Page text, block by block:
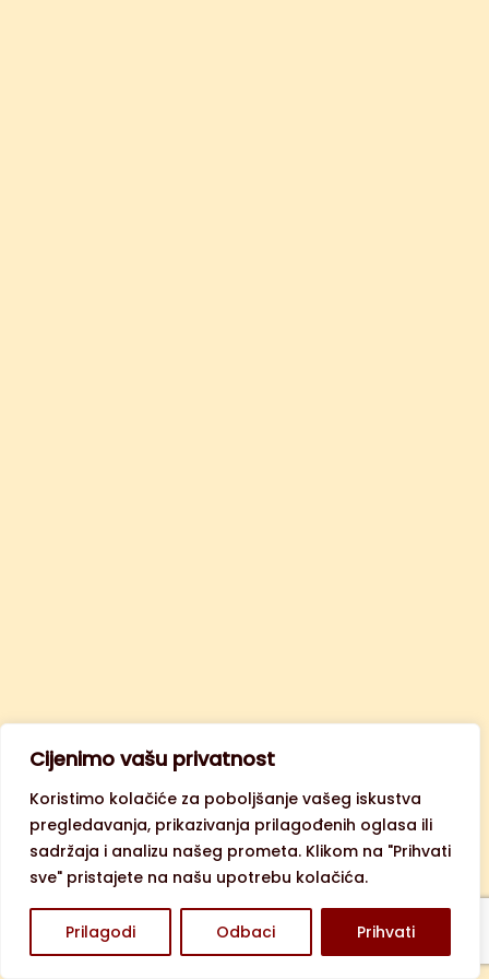
Cijenimo vašu privatnost
Koristimo kolačiće za poboljšanje vašeg iskustva
pregledavanja, prikazivanja prilagođenih oglasa ili
sadržaja i analizu našeg prometa. Klikom na "Prihvati
sve" pristajete na našu upotrebu kolačića.
Prilagodi Odbaci Prihvati